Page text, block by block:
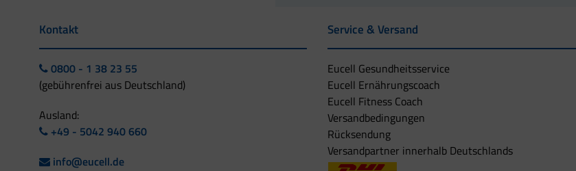
Kontakt
0800 - 1 38 23 55
(gebührenfrei aus Deutschland)
Ausland:
+49 - 5042 940 660
info@eucell.de
Service & Versand
Eucell Gesundheitsservice
Eucell Ernährungscoach
Eucell Fitness Coach
Versandbedingungen
Rücksendung
Versandpartner innerhalb Deutschlands